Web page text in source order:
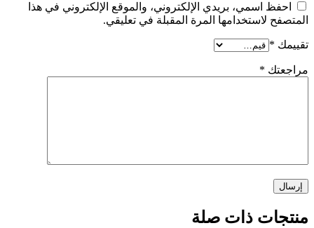
احفظ اسمي، بريدي الإلكتروني، والموقع الإلكتروني في هذا
المتصفح لاستخدامها المرة المقبلة في تعليقي.
تقييمك *
مراجعتك *
منتجات ذات صلة